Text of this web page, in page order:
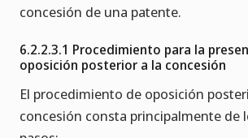
concesión de una patente.
6.2.2.3.1 Procedimiento para la
oposición posterior a la concesión
El procedimiento de oposición
concesión consta principalmente de